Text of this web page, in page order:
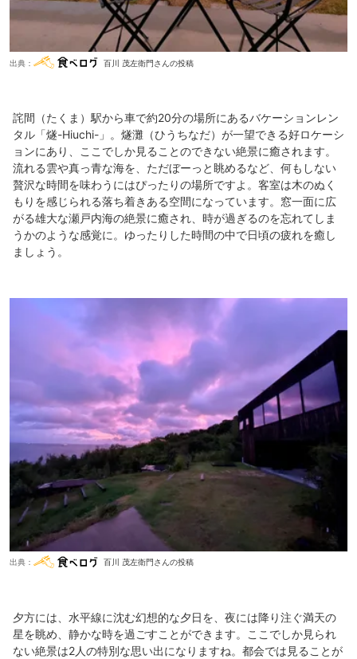
出典： 百川 茂左衛門さんの投稿
詫間（たくま）駅から車で約20分の場所にあるバケーションレン
タル「燧-Hiuchi-」。燧灘（ひうちなだ）が一望できる好ロケーシ
ョンにあり、ここでしか見ることのできない絶景に癒されます。
流れる雲や真っ青な海を、ただぼーっと眺めるなど、何もしない
贅沢な時間を味わうにはぴったりの場所ですよ。客室は木のぬく
もりを感じられる落ち着きある空間になっています。窓一面に広
がる雄大な瀬戸内海の絶景に癒され、時が過ぎるのを忘れてしま
うかのような感覚に。ゆったりした時間の中で日頃の疲れを癒し
ましょう。
出典： 百川 茂左衛門さんの投稿
夕方には、水平線に沈む幻想的な夕日を、夜には降り注ぐ満天の
星を眺め、静かな時を過ごすことができます。ここでしか見られ
ない絶景は2人の特別な思い出になりますね。都会では見ることが